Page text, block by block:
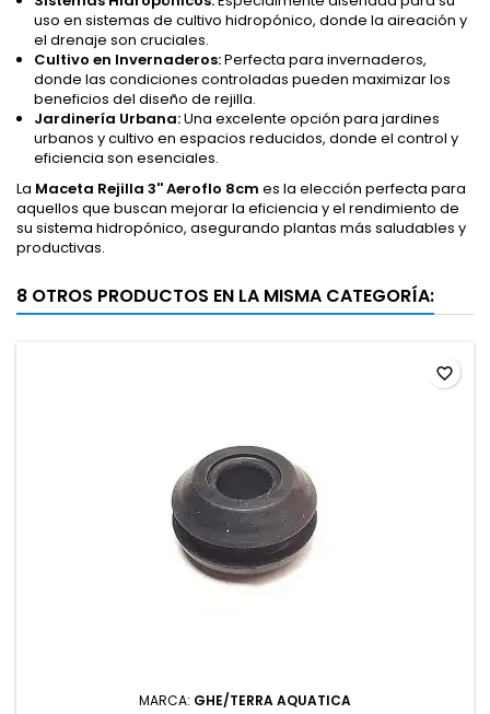
uso en sistemas de cultivo hidropónico, donde la aireación y
el drenaje son cruciales.
Cultivo en Invernaderos:Perfecta para invernaderos,
donde las condiciones controladas pueden maximizar los
beneficios del diseño de rejilla.
Jardinería Urbana:Una excelente opción para jardines
urbanos y cultivo en espacios reducidos, donde el control y
eficiencia son esenciales.
La Maceta Rejilla 3'' Aeroflo 8cm es la elección perfecta para
aquellos que buscan mejorar la eficiencia y el rendimiento de
su sistema hidropónico, asegurando plantas más saludables y
productivas.
8 OTROS PRODUCTOS EN LA MISMA CATEGORÍA:
MARCA: GHE/TERRA AQUATICA
favorite_border